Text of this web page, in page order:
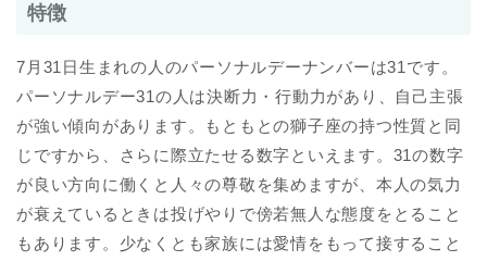
特徴
7月31日生まれの人のパーソナルデーナンバーは31です。
パーソナルデー31の人は決断力・行動力があり、自己主張
が強い傾向があります。もともとの獅子座の持つ性質と同
じですから、さらに際立たせる数字といえます。31の数字
が良い方向に働くと人々の尊敬を集めますが、本人の気力
が衰えているときは投げやりで傍若無人な態度をとること
もあります。少なくとも家族には愛情をもって接すること